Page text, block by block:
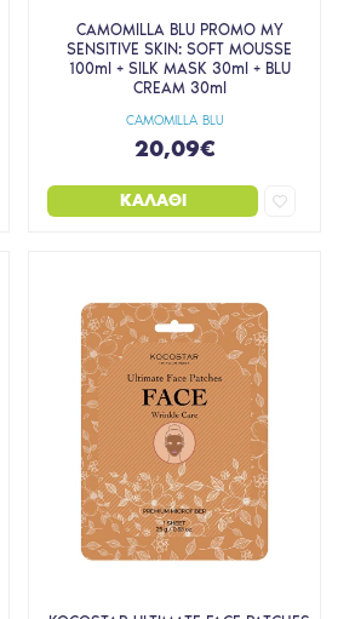
CAMOMILLA BLU
CAMOMILLA BLU PROMO MY
SENSITIVE SKIN: SOFT MOUSSE
100ml + SILK MASK 30ml + BLU
CREAM 30ml
20,09€
ΚΑΛΆΘΙ